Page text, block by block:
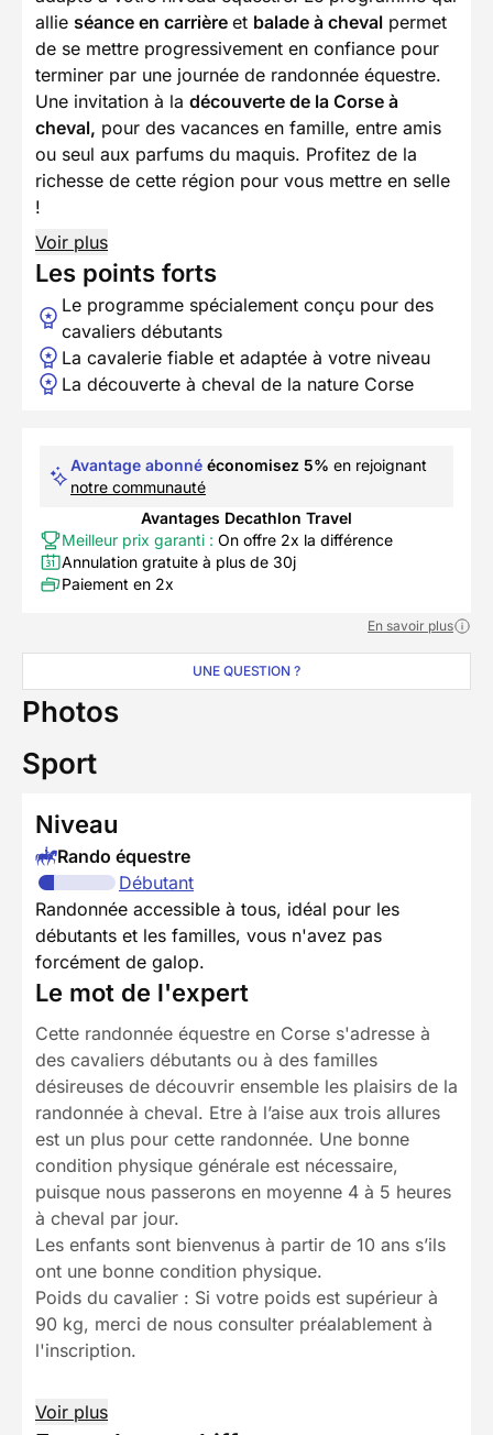
allie séance en carrière et balade à cheval permet
de se mettre progressivement en confiance pour
terminer par une journée de randonnée équestre.
Une invitation à la découverte de la Corse à
cheval, pour des vacances en famille, entre amis
ou seul aux parfums du maquis. Profitez de la
richesse de cette région pour vous mettre en selle
!
Voir plus
Les points forts
Le programme spécialement conçu pour des
cavaliers débutants
La cavalerie fiable et adaptée à votre niveau
La découverte à cheval de la nature Corse
Avantage abonné économisez 5% en rejoignant
notre communauté
Avantages Decathlon Travel
Meilleur prix garanti : On offre 2x la différence
Annulation gratuite à plus de 30j
Paiement en 2x
En savoir plus
UNE QUESTION ?
Photos
Sport
Niveau
Rando équestre
Débutant
Randonnée accessible à tous, idéal pour les
débutants et les familles, vous n'avez pas
forcément de galop.
Le mot de l'expert
Cette randonnée équestre en Corse s'adresse à
des cavaliers débutants ou à des familles
désireuses de découvrir ensemble les plaisirs de la
randonnée à cheval. Etre à l’aise aux trois allures
est un plus pour cette randonnée. Une bonne
condition physique générale est nécessaire,
puisque nous passerons en moyenne 4 à 5 heures
à cheval par jour.
Les enfants sont bienvenus à partir de 10 ans s’ils
ont une bonne condition physique.
Poids du cavalier : Si votre poids est supérieur à
90 kg, merci de nous consulter préalablement à
l'inscription.
Voir plus